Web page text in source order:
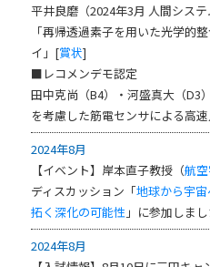
平井良磨（2024年3月 人間シス
「再帰透過素子を用いた光学的
イ」[賞状]
■レコメンデモ認定
田中克尚（B4）・河盛真大（D3
を考慮した筋電センサによる高
2024年8月
【イベント】岸本直子教授（航
ディスカッション「地球から宇
拓く深化の可能性 」に参加しまし
2024年8月